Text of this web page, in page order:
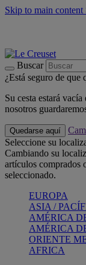
Skip to main content
Buscar
¿Está seguro de que
Su cesta estará
nosotros
Quedarse aquí
Seleccione su
Cambiando su
artículos comprados
seleccionado.
EUROPA
ASIA /
AMÉRICA
AMÉRICA
ORIENTE
AFRICA